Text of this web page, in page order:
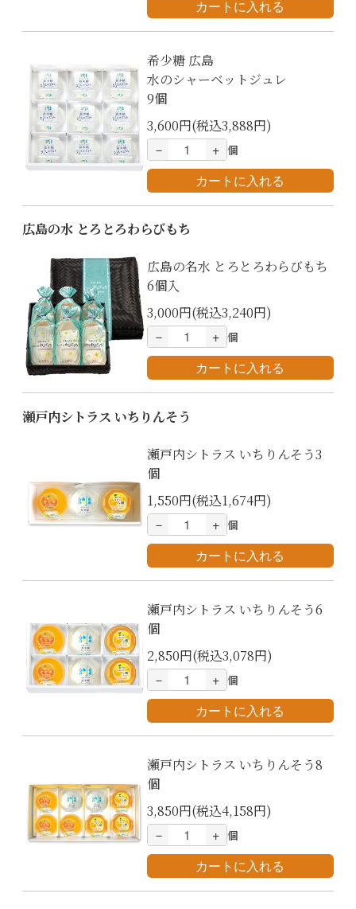
希少糖 広島
水のシャーベットジュレ
9個
3,600円(税込3,888円)
－
+ 個
広島の水 とろとろわらびもち
広島の名水 とろとろわらびもち
6個入
3,000円(税込3,240円)
－
+ 個
瀬戸内シトラス いちりんそう
瀬戸内シトラス いちりんそう3
個
1,550円(税込1,674円)
－
+ 個
瀬戸内シトラス いちりんそう6
個
2,850円(税込3,078円)
－
+ 個
瀬戸内シトラス いちりんそう8
個
3,850円(税込4,158円)
－
+ 個